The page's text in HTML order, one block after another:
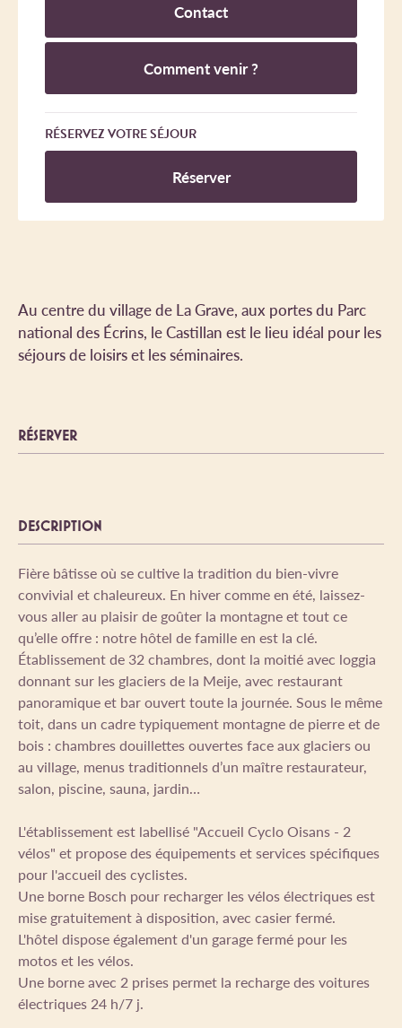
Au centre du village de La Grave, aux portes du Parc
national des Écrins, le Castillan est le lieu idéal pour les
séjours de loisirs et les séminaires.
DESCRIPTION
Fière bâtisse où se cultive la tradition du bien-vivre
convivial et chaleureux. En hiver comme en été, laissez-
vous aller au plaisir de goûter la montagne et tout ce
qu’elle offre : notre hôtel de famille en est la clé.
Établissement de 32 chambres, dont la moitié avec loggia
donnant sur les glaciers de la Meije, avec restaurant
panoramique et bar ouvert toute la journée. Sous le même
toit, dans un cadre typiquement montagne de pierre et de
bois : chambres douillettes ouvertes face aux glaciers ou
au village, menus traditionnels d’un maître restaurateur,
salon, piscine, sauna, jardin…
L'établissement est labellisé "Accueil Cyclo Oisans - 2
vélos" et propose des équipements et services spécifiques
pour l'accueil des cyclistes.
Une borne Bosch pour recharger les vélos électriques est
mise gratuitement à disposition, avec casier fermé.
L'hôtel dispose également d'un garage fermé pour les
motos et les vélos.
Une borne avec 2 prises permet la recharge des voitures
électriques 24 h/7 j.
RÉSERVER
Contact
Comment venir ?
RÉSERVEZ VOTRE SÉJOUR
Réserver